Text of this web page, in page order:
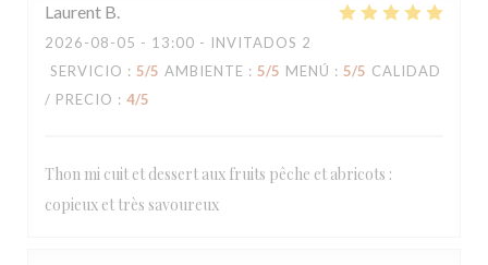
Laurent B
2026-08-05 - 13:00 - INVITADOS 2
SERVICIO : 5/5 AMBIENTE : 5/5 MENÚ : 5/5 CALIDAD
/ PRECIO : 4/5
Thon mi cuit et dessert aux fruits pêche et abricots :
copieux et très savoureux